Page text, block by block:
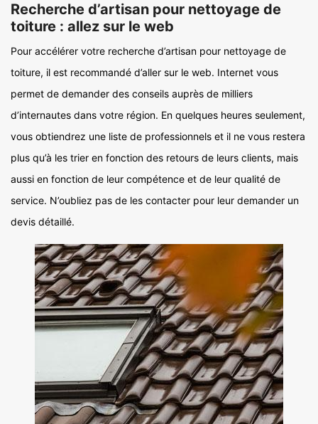
Recherche d’artisan pour nettoyage de
toiture : allez sur le web
Pour accélérer votre recherche d’artisan pour nettoyage de
toiture, il est recommandé d’aller sur le web. Internet vous
permet de demander des conseils auprès de milliers
d’internautes dans votre région. En quelques heures seulement,
vous obtiendrez une liste de professionnels et il ne vous restera
plus qu’à les trier en fonction des retours de leurs clients, mais
aussi en fonction de leur compétence et de leur qualité de
service. N’oubliez pas de les contacter pour leur demander un
devis détaillé.